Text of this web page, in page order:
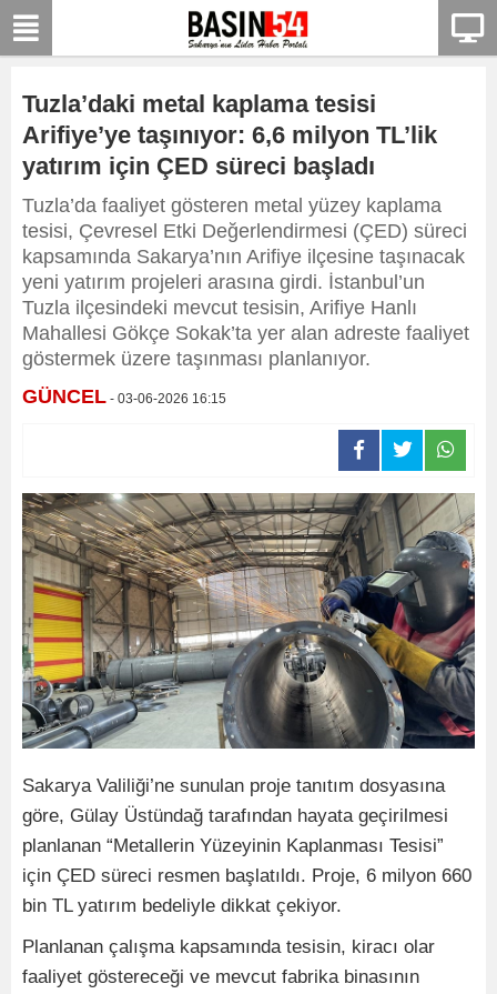
Tuzla’daki metal kaplama tesisi
Arifiye’ye taşınıyor: 6,6 milyon TL’lik
yatırım için ÇED süreci başladı
Tuzla’da faaliyet gösteren metal yüzey kaplama
tesisi, Çevresel Etki Değerlendirmesi (ÇED) süreci
kapsamında Sakarya’nın Arifiye ilçesine taşınacak
yeni yatırım projeleri arasına girdi. İstanbul’un
Tuzla ilçesindeki mevcut tesisin, Arifiye Hanlı
Mahallesi Gökçe Sokak’ta yer alan adreste faaliyet
göstermek üzere taşınması planlanıyor.
GÜNCEL - 03-06-2026 16:15
Sakarya Valiliği’ne sunulan proje tanıtım dosyasına
göre, Gülay Üstündağ tarafından hayata geçirilmesi
planlanan “Metallerin Yüzeyinin Kaplanması Tesisi”
için ÇED süreci resmen başlatıldı. Proje, 6 milyon 660
bin TL yatırım bedeliyle dikkat çekiyor.
Planlanan çalışma kapsamında tesisin, kiracı olar
faaliyet göstereceği ve mevcut fabrika binasının